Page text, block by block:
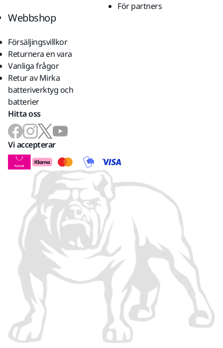
För partners
Webbshop
Försäljingsvillkor
Returnera en vara
Vanliga frågor
Retur av Mirka
batteriverktyg och
batterier
Hitta oss
Vi accepterar